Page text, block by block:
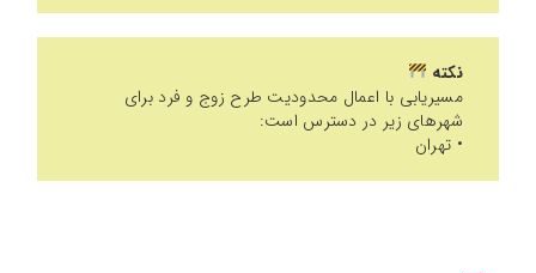
نکته
مسیریابی با اعمال محدودیت طرح زوج و فرد برای
شهرهای زیر در دسترس است:
• تهران